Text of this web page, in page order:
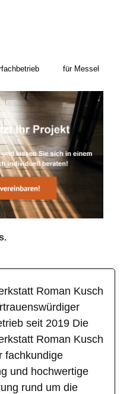
für Messel
Roman Kusch
seit 2019 Die
Roman Kusch
fachkundige
und hochwertige
rund um die